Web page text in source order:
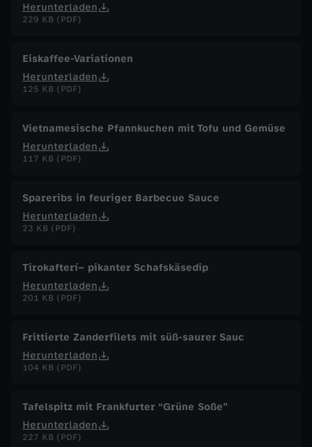
Herunterladen
229 KB (PDF)
Eiskaffee-Variationen
Herunterladen
125 KB (PDF)
Vietnamesische Pfannkuchen mit Tofu und Gemüse
Herunterladen
117 KB (PDF)
Spareribs in feuriger Barbecue Sauce
Herunterladen
23 KB (PDF)
Tirokafterí– pikanter Schafskäsedip
Herunterladen
201 KB (PDF)
Frittierte Zanderfilets mit süß-saurer Sauc
Herunterladen
104 KB (PDF)
Tafelspitz mit Frankfurter “Grüne Soße”
Herunterladen
227 KB (PDF)